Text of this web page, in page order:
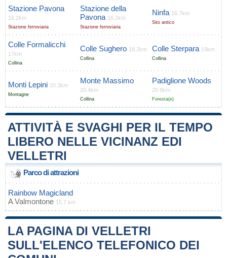
Stazione Pavona
16.2km
Stazione ferroviaria
Stazione della
Pavona 16.2km
Stazione ferroviaria
Ninfa 16.7km
Sito antico
Colle Formalicchi
17km
Collina
Colle Sughero 18.2km
Collina
Colle Sterpara 19km
Collina
Monti Lepini 20.3km
Montagne
Monte Massimo
20.4km
Collina
Padiglione Woods
20.9km
Foresta(e)
ATTIVITÀ E SVAGHI PER IL TEMPO
LIBERO NELLE VICINANZ EDI
VELLETRI
Parco di attrazioni
Rainbow Magicland
AValmontone 15.7 km
LA PAGINA DI VELLETRI
SULL'ELENCO TELEFONICO DEI